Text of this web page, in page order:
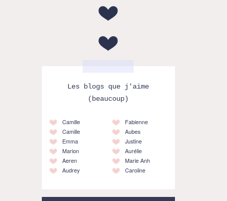
Les blogs que j'aime
(beaucoup)
Camille
Camille
Emma
Marion
Aeren
Audrey
Fabienne
Aubes
Justine
Aurélie
Marie Anh
Caroline